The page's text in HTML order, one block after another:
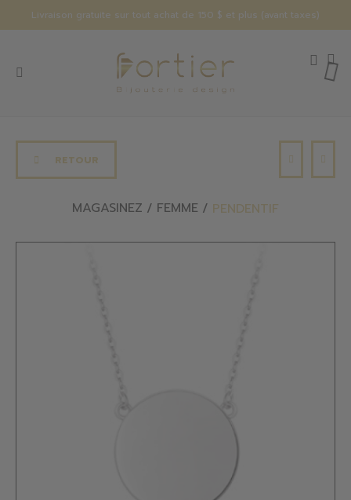
Livraison gratuite sur tout achat de 150 $ et plus (avant taxes)
RETOUR
MAGASINEZ FEMME PENDENTIF